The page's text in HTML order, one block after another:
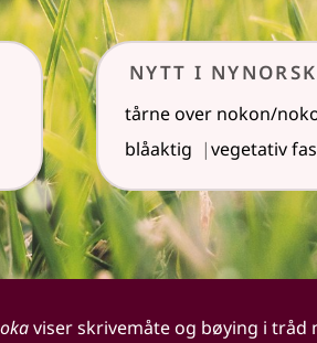
Nytt i
tårne over nokon/
blåaktig
vegetativ
viser skrivemåte og bøying i tråd